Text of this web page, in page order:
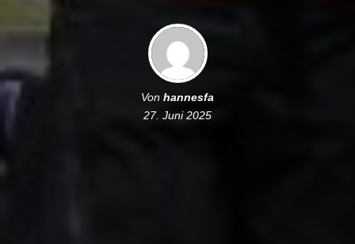
Von hannesfa
27. Juni 2025